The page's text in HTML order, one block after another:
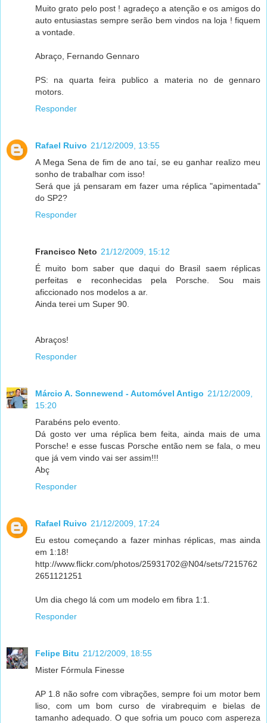
Muito grato pelo post ! agradeço a atenção e os amigos do
auto entusiastas sempre serão bem vindos na loja ! fiquem
a vontade.
Abraço, Fernando Gennaro
PS: na quarta feira publico a materia no de gennaro
motors.
Responder
Rafael Ruivo 21/12/2009, 13:55
A Mega Sena de fim de ano taí, se eu ganhar realizo meu
sonho de trabalhar com isso!
Será que já pensaram em fazer uma réplica "apimentada"
do SP2?
Responder
Francisco Neto 21/12/2009, 15:12
É muito bom saber que daqui do Brasil saem réplicas
perfeitas e reconhecidas pela Porsche. Sou mais
aficcionado nos modelos a ar.
Ainda terei um Super 90.
Abraços!
Responder
Márcio A. Sonnewend - Automóvel Antigo 21/12/2009,
15:20
Parabéns pelo evento.
Dá gosto ver uma réplica bem feita, ainda mais de uma
Porsche! e esse fuscas Porsche então nem se fala, o meu
que já vem vindo vai ser assim!!!
Abç
Responder
Rafael Ruivo 21/12/2009, 17:24
Eu estou começando a fazer minhas réplicas, mas ainda
em 1:18!
http://www.flickr.com/photos/25931702@N04/sets/7215762
2651121251
Um dia chego lá com um modelo em fibra 1:1.
Responder
Felipe Bitu 21/12/2009, 18:55
Mister Fórmula Finesse
AP 1.8 não sofre com vibrações, sempre foi um motor bem
liso, com um bom curso de virabrequim e bielas de
tamanho adequado. O que sofria um pouco com aspereza